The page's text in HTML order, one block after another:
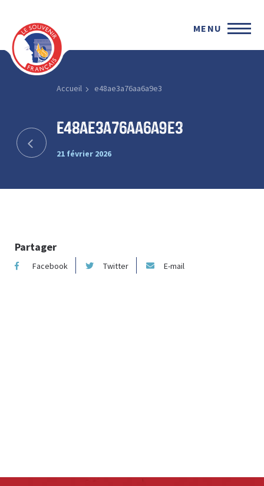
MENU
Accueil e48ae3a76aa6a9e3
e48ae3a76aa6a9e3
21 février 2026
Partager
Facebook Twitter E-mail